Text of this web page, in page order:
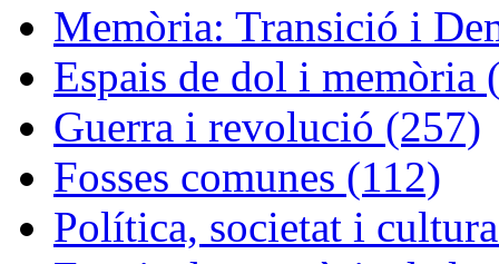
Memòria: Transició i
Espais de dol i memòria
Guerra i revolució (257)
Fosses comunes (112)
Política, societat i